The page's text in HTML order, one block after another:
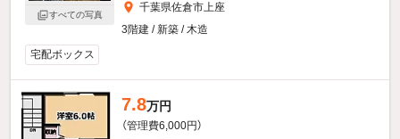
すべての写真
千葉県佐倉市上座
3階建 / 新築 / 木造
宅配ボックス
7.8万円
（管理費6,000円）